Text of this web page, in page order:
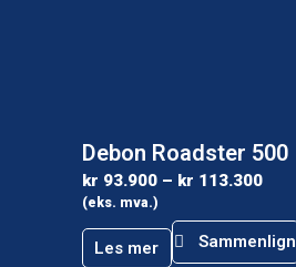
Debon Roadster 500
kr 93.900 – kr 113.300
(eks. mva.)
Les mer Sammenlign